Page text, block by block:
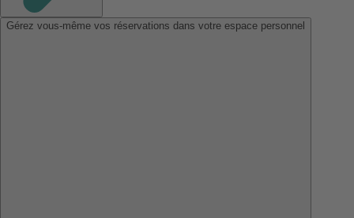
Gérez vous-même vos réservations dans votre espace personnel